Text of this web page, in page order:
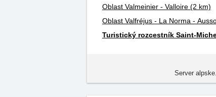
Oblast Valmeinier - Valloire (2 km)
Oblast Valfréjus - La Norma -
Turistický rozcestník Saint-
Server